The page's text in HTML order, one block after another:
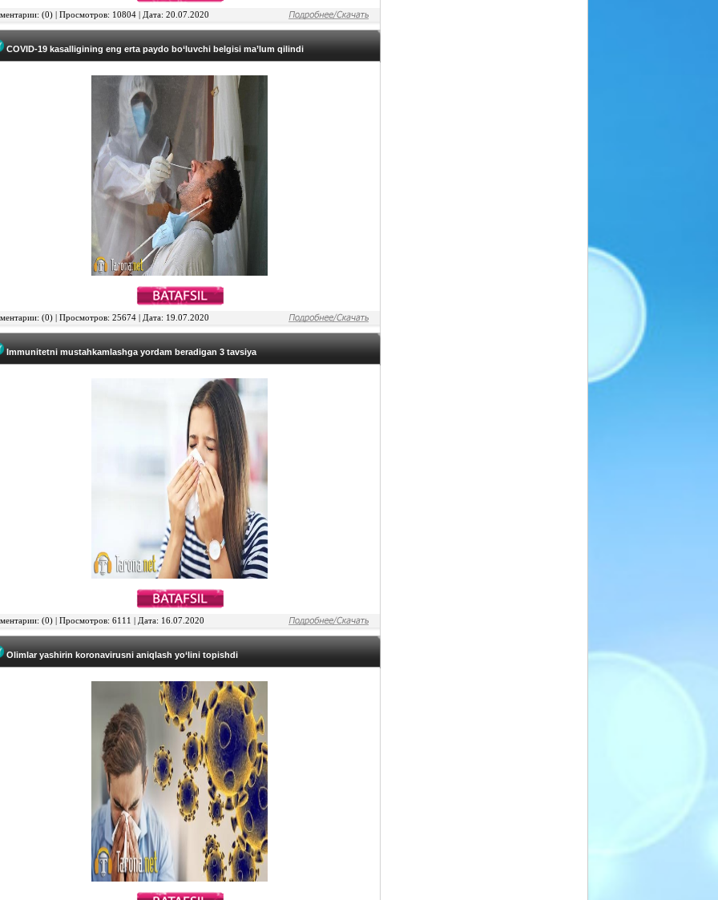
(0) | Просмотров: 10804 | Дата: 20.07.2020
COVID-19 kasalligining eng erta paydo bo‘luvchi belgisi ma’lum qilindi
(0) | Просмотров: 25674 | Дата: 19.07.2020
Immunitetni mustahkamlashga yordam beradigan 3 tavsiya
(0) | Просмотров: 6111 | Дата: 16.07.2020
Olimlar yashirin koronavirusni aniqlash yo‘lini topishdi